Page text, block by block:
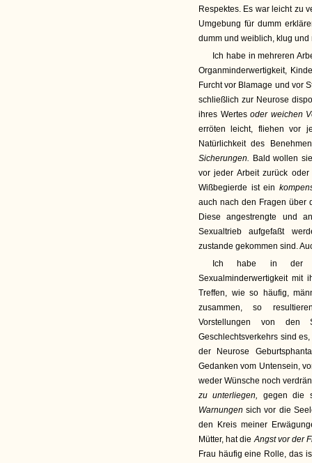
Respektes. Es war leicht zu
Umgebung für dumm
dumm und weiblich, klug
Ich habe in mehreren
Organminderwertigkeit,
Furcht vor Blamage und vor
schließlich zur Neurose
ihres Wertesoder weichen
erröten leicht, fliehen vor
Natürlichkeit des
Sicherungen. Bald wollen
vor jeder Arbeit zurück
Wißbegierde ist ein
auch nach den Fragen über
Diese angestrengte und
Sexualtrieb aufgefaßt
zustande gekommen sind.
Ich habe in der
Sexualminderwertigkeit mit
Treffen, wie so häufig,
zusammen, so
Vorstellungen von den
Geschlechtsverkehrs sind
der Neurose
Gedanken vom Untensein,
weder Wünsche noch
zu unterliegen, gegen die
Warnungensich vor die
den Kreis meiner
Mütter, hat dieAngst vor der
Frau häufig eine Rolle, das